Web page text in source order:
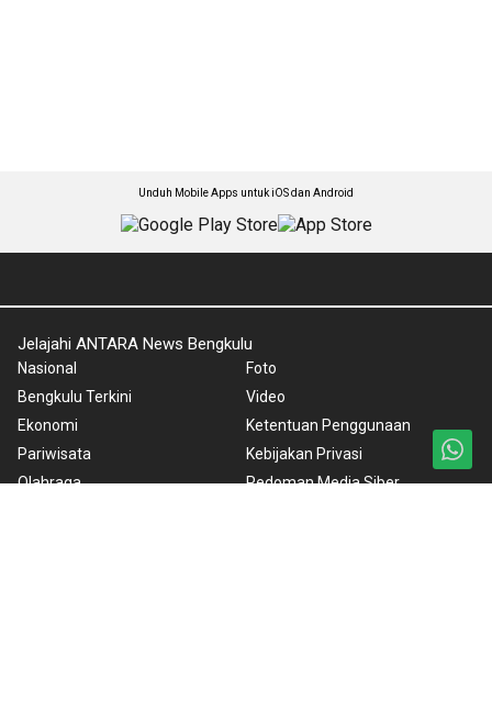
Unduh Mobile Apps untuk iOS dan Android
Jelajahi ANTARA News Bengkulu
Nasional
Bengkulu Terkini
Ekonomi
Pariwisata
Olahraga
Foto
Video
Ketentuan Penggunaan
Kebijakan Privasi
Pedoman Media Siber